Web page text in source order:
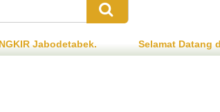
Selamat Datang di www.istanagebyok.com